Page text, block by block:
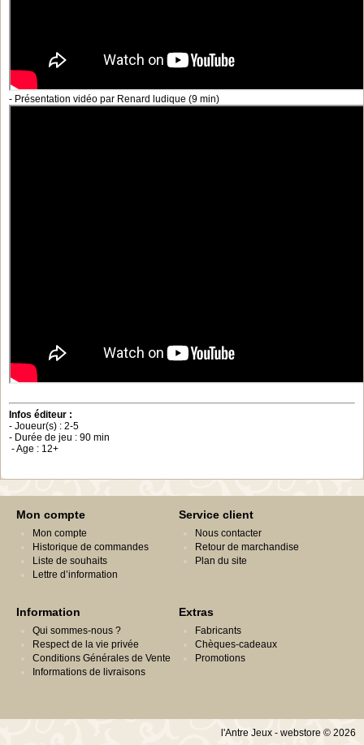
- Présentation vidéo par Renard ludique (9 min)
Infos éditeur :
- Joueur(s) : 2-5
- Durée de jeu : 90 min
- Age : 12+
Mon compte
Mon compte
Historique de commandes
Liste de souhaits
Lettre d’information
Service client
Nous contacter
Retour de marchandise
Plan du site
Information
Qui sommes-nous ?
Respect de la vie privée
Conditions Générales de Vente
Informations de livraisons
Extras
Fabricants
Chèques-cadeaux
Promotions
l'Antre Jeux - webstore © 2026